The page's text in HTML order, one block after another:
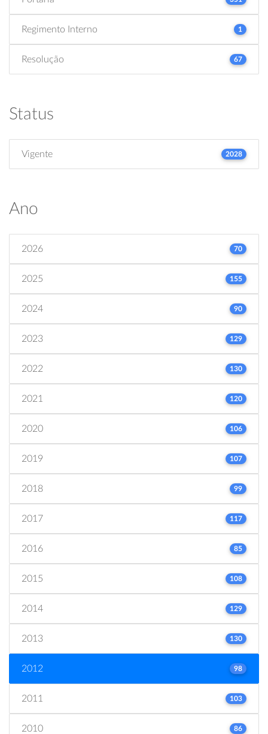
Regimento Interno 1
Resolução 67
Status
Vigente 2028
Ano
2026 70
2025 155
2024 90
2023 129
2022 130
2021 120
2020 106
2019 107
2018 99
2017 117
2016 85
2015 108
2014 129
2013 130
2012 98
2011 103
2010 86